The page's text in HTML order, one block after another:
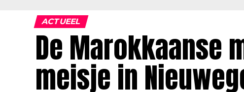
ACTUEEL
De Marokkaanse
meisje in